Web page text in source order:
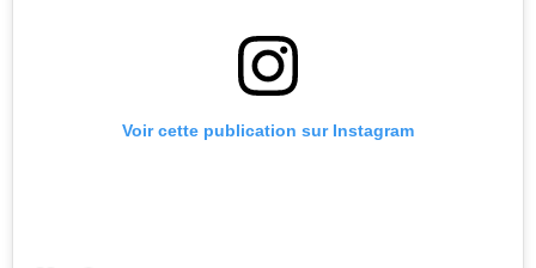
Voir cette publication sur Instagram